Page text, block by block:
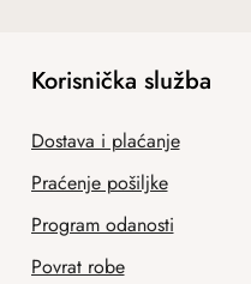
Korisnička služba
Dostava i plaćanje
Praćenje pošiljke
Program odanosti
Povrat robe